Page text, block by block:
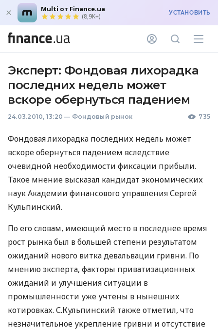
Multi от Finance.ua
(8,9K+) УСТАНОВИТЬ
Эксперт: Фондовая лихорадка
последних недель может
вскоре обернуться падением
24.03.2010, 13:20 — Фондовый рынок 735
Фондовая лихорадка последних недель может
вскоре обернуться падением вследствие
очевидной необходимости фиксации прибыли.
Такое мнение высказал кандидат экономических
наук Академии финансового управления Сергей
Кульпинский.
По его словам, имеющий место в последнее время
рост рынка был в большей степени результатом
ожиданий нового витка девальвации гривни. По
мнению эксперта, факторы приватизационных
ожиданий и улучшения ситуации в
промышленности уже учтены в нынешних
котировках. С.Кульпинский также отметил, что
незначительное укрепление гривни и отсутствие